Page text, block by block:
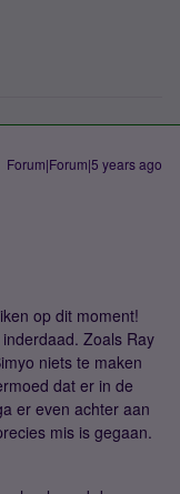
Forum|Forum|5 years ago
op dit moment!
Zoals Ray
niets te maken
dat er in de
er even achter aan
mis is gegaan.